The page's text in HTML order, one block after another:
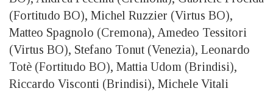
(Fortitudo BO), Michel Ruzzier (Virtus BO),
Matteo Spagnolo (Cremona), Amedeo Tessitori
(Virtus BO), Stefano Tonut (Venezia), Leonardo
Totè (Fortitudo BO), Mattia Udom (Brindisi),
Riccardo Visconti (Brindisi), Michele Vitali